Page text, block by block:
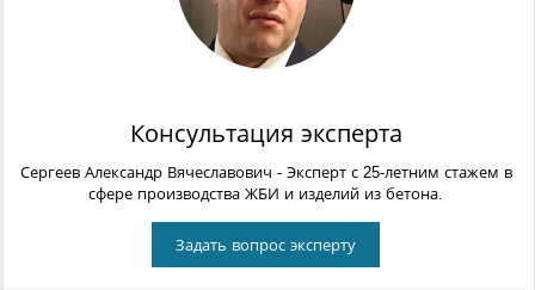
Консультация эксперта
Сергеев Александр Вячеславович - Эксперт с 25-летним стажем в
сфере производства ЖБИ и изделий из бетона.
Задать вопрос эксперту